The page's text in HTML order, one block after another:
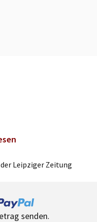
Leipziger Zeitung
senden.